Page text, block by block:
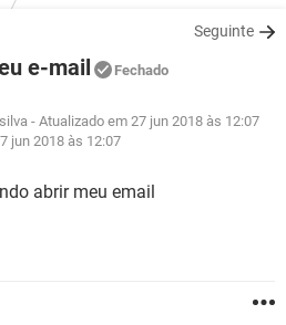
GMAIL
GMAIL
WHATSAPP
EXCEL
GMAIL
WHATSAPP
EXCEL
WHATSAPP
Seguinte
e-mail Fechado
- Atualizado em 27 jun 2018 às 12:07
jun 2018 às 12:07
abrir meu email